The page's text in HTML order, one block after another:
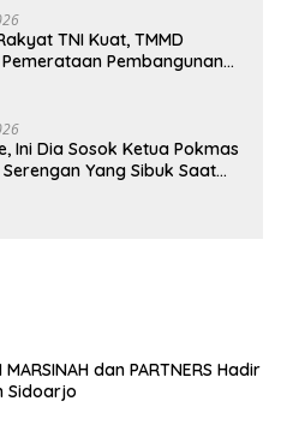
TNI Kuat, TMMD
Pembangunan
Ini Dia Sosok Ketua Pokmas
Yang Sibuk Saat
dan PARTNERS Hadir
Sidoarjo